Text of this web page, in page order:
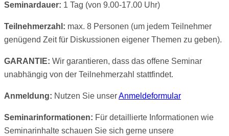
Seminardauer: 1 Tag (von 9.00-17.00 Uhr)
Teilnehmerzahl: max. 8 Personen (um jedem Teilnehmer
genügend Zeit für Diskussionen eigener Themen zu geben).
GARANTIE: Wir garantieren, dass das offene Seminar
unabhängig von der Teilnehmerzahl stattfindet.
Anmeldung: Nutzen Sie unserAnmeldeformular
Seminarinformationen: Für detaillierte Informationen wie
Seminarinhalte schauen Sie sich gerne unsere